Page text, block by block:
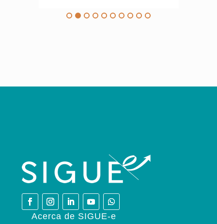
Acerca de SIGUE-e